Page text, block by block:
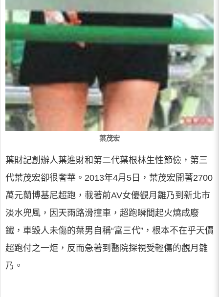
葉茂宏
葉財記創辦人葉進財和第二代葉根林生性節儉，第三
代葉茂宏卻很奢華。2013年4月5日，葉茂宏開著2700
萬元蘭博基尼超跑，載著前AV女優觀月雛乃到新北市
淡水兜風，因天雨路滑撞車，超跑瞬間起火燒成廢
鐵，車毀人未傷的葉男自稱“富三代”，根本不在乎天價
超跑付之一炬，反而急著到醫院探視受輕傷的觀月雛
乃。